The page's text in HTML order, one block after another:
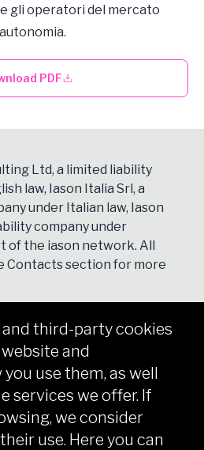
gli operatori del mercato
PDF
Ltd, a limited liability
law, Iason Italia Srl, a
under Italian law, Iason
company under
of the iason network. All
Contactssection for more
and third-party cookies
and
use them, as well
services we offer. If
we consider
use. Here you can